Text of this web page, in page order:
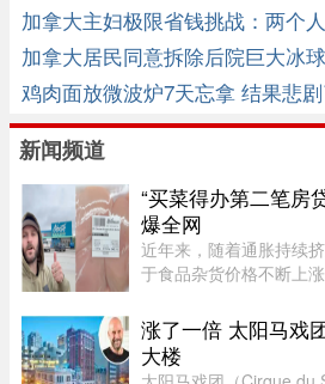
加拿大主妇极限省钱挑战：两个
加拿大居民同意拆除后院巨大冰
鸡肉面放微波炉7天忘拿 结果悲
新闻频道
“买菜得办第二笔房
爆全网
近年来，随着通胀持续
于食品杂货价格不断上
Costco的西瓜一度卖到
市价签早已成为社交媒
涨了一倍 太阳马戏
大楼